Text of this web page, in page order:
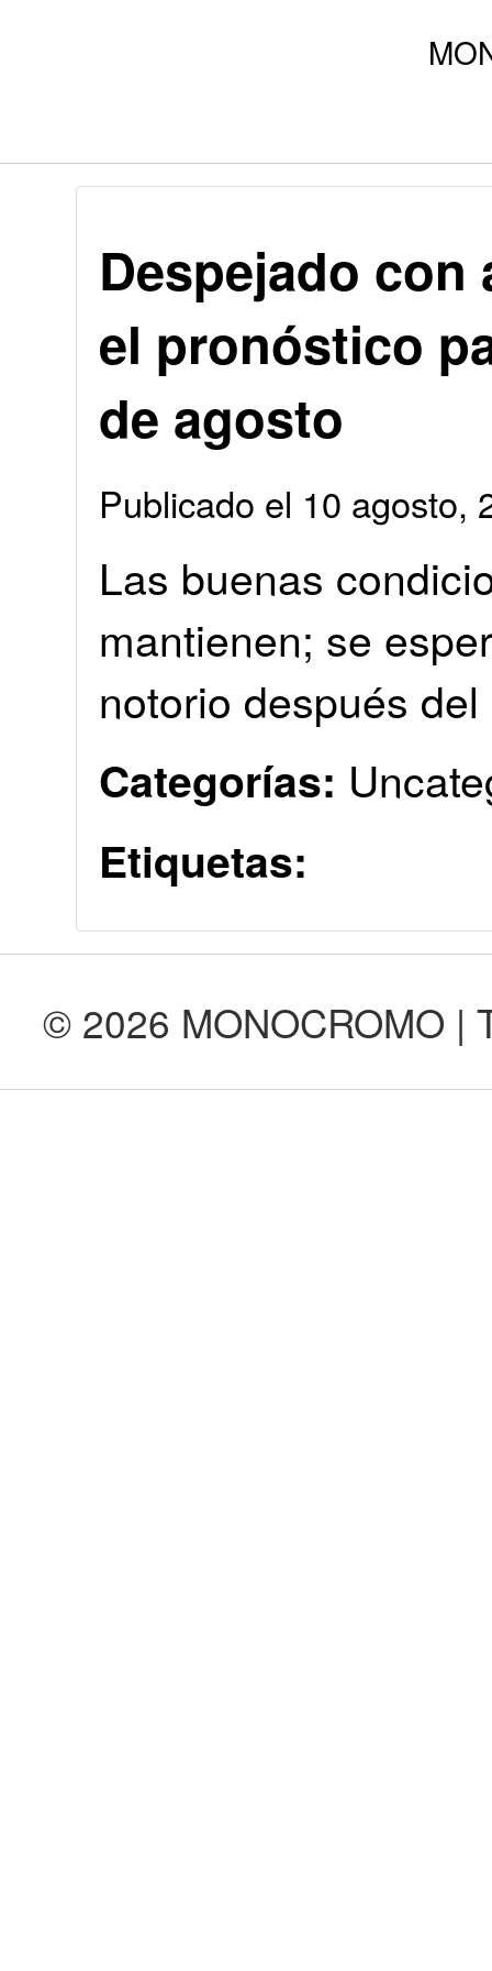
Despejado con
el pronóstico
de agosto
Publicado el 10 agosto,
Las buenas
mantienen; se
notorio después
Categorías:
Etiquetas:
© 2026 MONOCROMO |